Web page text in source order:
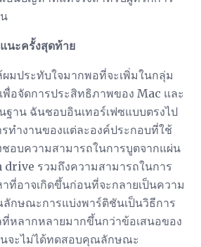
นะครั้งสุดท้าย
มประทับใจมากพอที่จะเพิ่มในกลุ่ม
พื่อจัดการประสิทธิภาพของ Mac และ
าน ฉันชอบอินเทอร์เฟซแบบตรงไป
ทำงานของแต่ละองค์ประกอบที่ใช้
ชอบความสามารถในการบูตจากแผ่น
drive รวมถึงความสามารถในการ
ที่อาจเกิดขึ้นก่อนที่จะกลายเป็นความ
กษณะการแบ่งพาร์ติชันเป็นวิธีการ
หลากหลายมากขึ้นกว่าข้อเสนอของ
จะไม่ได้ทดสอบคุณลักษณะ